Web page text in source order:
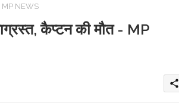
MP NEWS
कैप्टन की मौत - MP
share